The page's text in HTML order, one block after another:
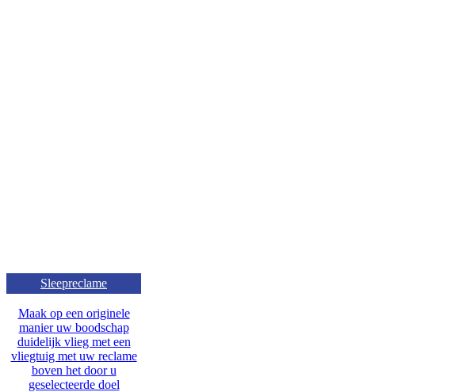
Sleepreclame
Maak op een originele
manier uw boodschap
duidelijk vlieg met een
vliegtuig met uw reclame
boven het door u
geselecteerde doel